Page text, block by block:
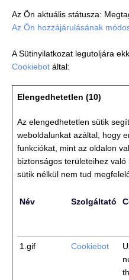
Az Ön aktuális státusza:
Az Ön hozzájárulásának
A Sütinyilatkozat legutoljára
Cookiebot által:
Elengedhetetlen (10)
Az elengedhetetlen sütik
weboldalunkat azáltal, hogy
funkciókat, mint az oldalon
biztonságos területeihez
sütik nélkül nem tud
Név Szolgáltató
1.gif
Cookiebot